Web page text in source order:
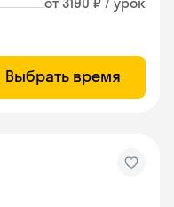
Выбрать время